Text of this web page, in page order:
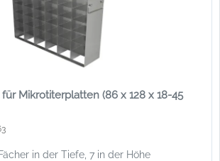
Mikrotiterplatten (86 x 128 x 18-45
in der Tiefe, 7 in der Höhe